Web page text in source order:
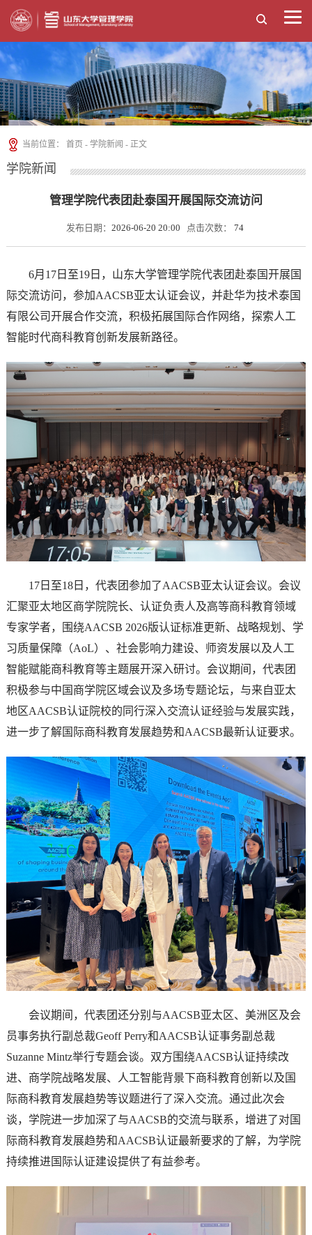
当前位置： 首页 -学院新闻 - 正文
学院新闻
管理学院代表团赴泰国开展国际交流访问
发布日期： 2026-06-20 20:00 点击次数： 74
6月17日至19日，山东大学管理学院代表团赴泰国开展国
际交流访问，参加AACSB亚太认证会议，并赴华为技术泰国
有限公司开展合作交流，积极拓展国际合作网络，探索人工
智能时代商科教育创新发展新路径。
17日至18日，代表团参加了AACSB亚太认证会议。会议
汇聚亚太地区商学院院长、认证负责人及高等商科教育领域
专家学者，围绕AACSB 2026版认证标准更新、战略规划、学
习质量保障（AoL）、社会影响力建设、师资发展以及人工
智能赋能商科教育等主题展开深入研讨。会议期间，代表团
积极参与中国商学院区域会议及多场专题论坛，与来自亚太
地区AACSB认证院校的同行深入交流认证经验与发展实践，
进一步了解国际商科教育发展趋势和AACSB最新认证要求。
会议期间，代表团还分别与AACSB亚太区、美洲区及会
员事务执行副总裁Geoff Perry和AACSB认证事务副总裁
Suzanne Mintz举行专题会谈。双方围绕AACSB认证持续改
进、商学院战略发展、人工智能背景下商科教育创新以及国
际商科教育发展趋势等议题进行了深入交流。通过此次会
谈，学院进一步加深了与AACSB的交流与联系，增进了对国
际商科教育发展趋势和AACSB认证最新要求的了解，为学院
持续推进国际认证建设提供了有益参考。